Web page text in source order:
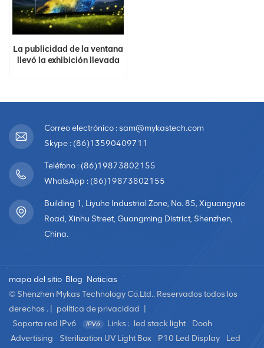
La publicidad de la ventana
llevó la exhibición llevada
Correo electrónico : sam@mykastech.com
Skype : (86)13590409711
Teléfono : (86)19873802155
WhatsApp : (86)19873802155
Building 1, Liyuhe Industrial Zone, No. 85, Xiguangyue
Road, Xinhu Street, Guangming District, Shenzhen,
China.
mapa del sitio Blog Noticias
© Shenzhen Mykas Technology Co.Ltd.. Reservados todos los
derechos . |
política de privacidad
Soporta red IPv6
Links : led stack light
Dooh
Advertising
Sterilization UV Light Box P10 Led Display
Led